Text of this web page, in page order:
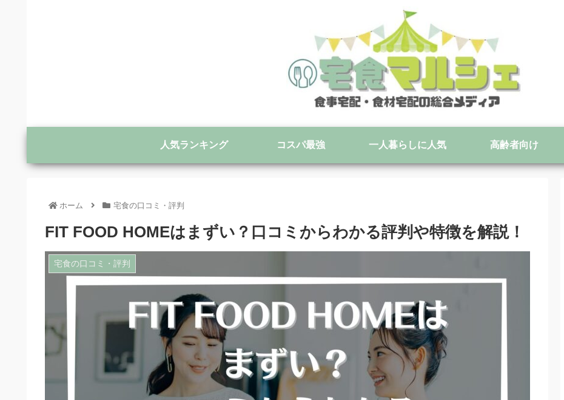
人気ランキング コスパ最強 一人暮らしに人気 高齢者向け
ホーム 宅食の口コミ・評判
FIT FOOD HOMEはまずい？口コミからわかる評判や特徴を解説！
宅食の口コミ・評判